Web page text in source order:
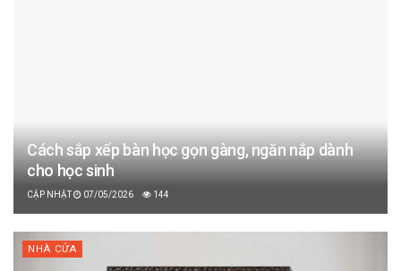
Cách sắp xếp bàn học gọn gàng, ngăn nắp dành
cho học sinh
07/05/2026 144
NHÀ CỬA